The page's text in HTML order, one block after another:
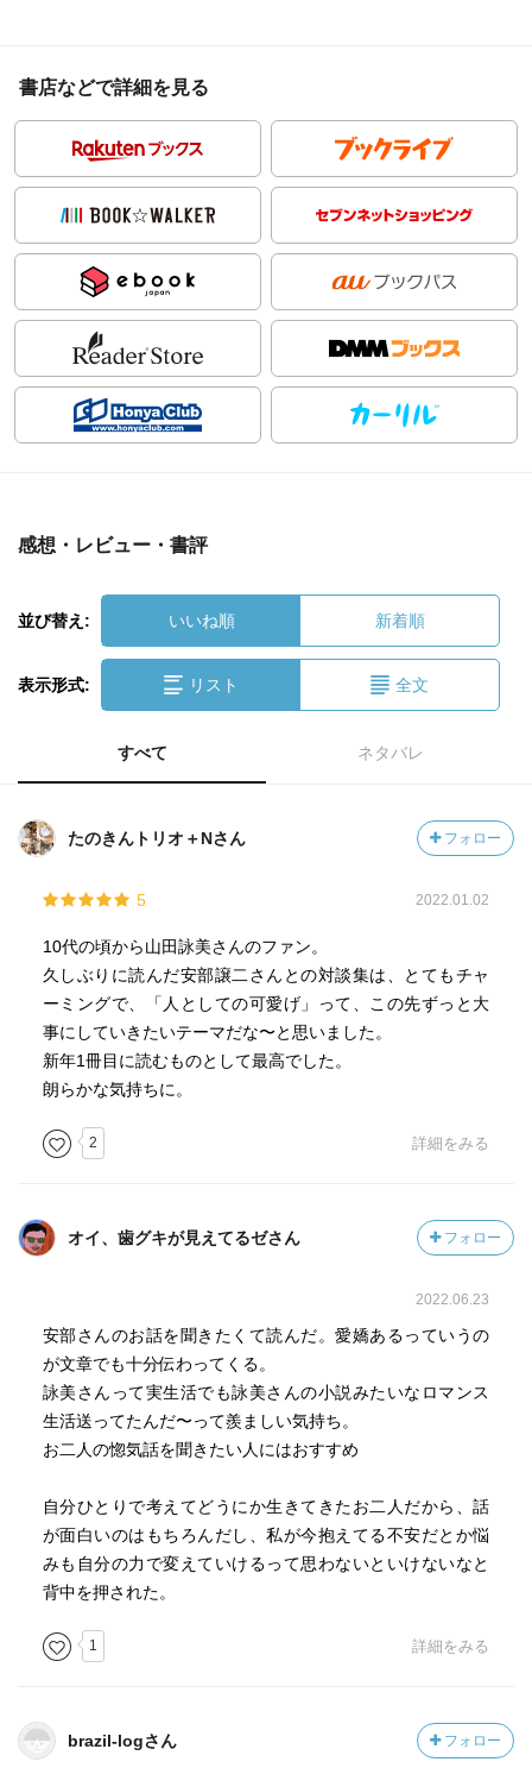
書店などで詳細を見る
感想・レビュー・書評
並び替え: いいね順 新着順
表示形式: リスト 全文
すべて ネタバレ
たのきんトリオ＋Nさん フォロー
5 2022.01.02
10代の頃から山田詠美さんのファン。
久しぶりに読んだ安部譲二さんとの対談集は、とてもチャ
ーミングで、「人としての可愛げ」って、この先ずっと大
事にしていきたいテーマだな〜と思いました。
新年1冊目に読むものとして最高でした。
朗らかな気持ちに。
2 詳細をみる
オイ、歯グキが見えてるゼさん フォロー
2022.06.23
安部さんのお話を聞きたくて読んだ。愛嬌あるっていうの
が文章でも十分伝わってくる。
詠美さんって実生活でも詠美さんの小説みたいなロマンス
生活送ってたんだ〜って羨ましい気持ち。
お二人の惚気話を聞きたい人にはおすすめ
自分ひとりで考えてどうにか生きてきたお二人だから、話
が面白いのはもちろんだし、私が今抱えてる不安だとか悩
みも自分の力で変えていけるって思わないといけないなと
背中を押された。
1 詳細をみる
brazil-logさん フォロー